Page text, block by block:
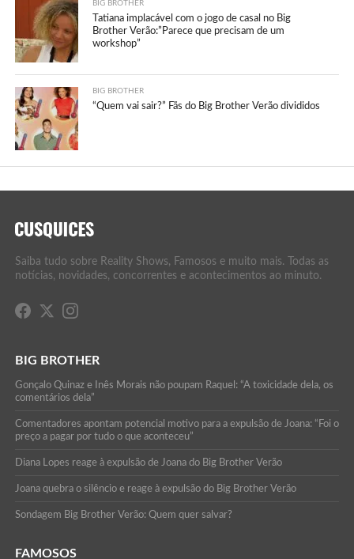
BIG BROTHER
Tatiana implacável com o jogo de casal no Big
Brother Verão:”Parece que precisam de um
workshop”
BIG BROTHER
“Quem vai sair?” Fãs do Big Brother Verão divididos
Saiba tudo sobre Reality Shows, Famosos e muito mais. Todas as
notícias, novidades, concorrentes e acontecimentos ao minuto.
BIG BROTHER
Gonçalo Quinaz e Inês Morais não poupam Raquel: “A toxicidade dela, os
comentários dela”
Comentadores apontam potencial motivo para a expulsão de Joana: “Foi o
preço a pagar por tudo o que aconteceu”
Diana Lopes reage à expulsão de Joana do Big Brother Verão
Joana quebra o silêncio e reage à expulsão do Big Brother Verão
Sondagem Big Brother Verão: Quem quer salvar?
FAMOSOS